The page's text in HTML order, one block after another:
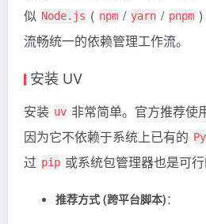
似 Node.js ( npm / yarn / pnpm )
流畅统一的依赖管理工作流。
安装 UV
安装 uv 非常简单。官方推荐使
因为它不依赖于系统上已有的
过 pip 或系统包管理器也是可行
推荐方式 (跨平台脚本)：